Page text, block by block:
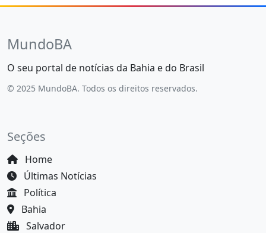
MundoBA
O seu portal de notícias da Bahia e do Brasil
© 2025 MundoBA. Todos os direitos reservados.
Seções
Home
Últimas Notícias
Política
Bahia
Salvador